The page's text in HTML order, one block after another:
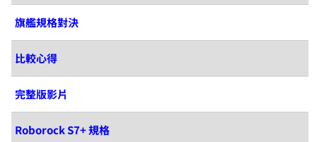
旗艦規格對決
比較心得
完整版影片
Roborock S7+ 規格